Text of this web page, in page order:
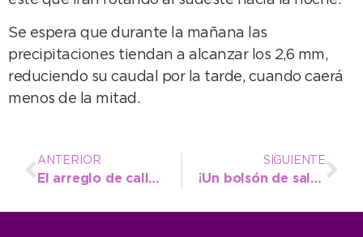
Se espera que durante la mañana las
precipitaciones tiendan a alcanzar los 2,6 mm,
reduciendo su caudal por la tarde, cuando caerá
menos de la mitad.
ANTERIOR
El arreglo de calles impacta en los vecinos: “Hoy vamos a vivir como la gente”
SIGUIENTE
¡Un bolsón de saludables beneficios!